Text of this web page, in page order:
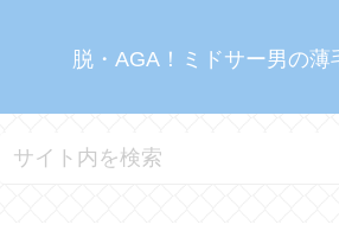
脱・AGA！ミドサー男の薄